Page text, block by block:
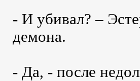
- И убивал? –
демона.
- Да, - после